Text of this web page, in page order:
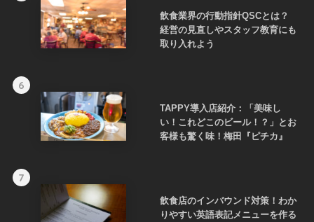
飲食業界の行動指針QSCとは？
経営の見直しやスタッフ教育にも
取り入れよう
6
TAPPY導入店紹介：「美味し
い！これどこのビール！？」とお
客様も驚く味！梅田『ピチカ』
7
飲食店のインバウンド対策！わか
りやすい英語表記メニューを作る